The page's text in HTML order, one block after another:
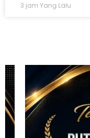
3 jam Yang Lalu